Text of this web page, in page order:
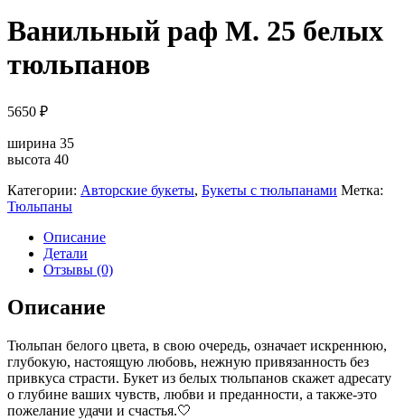
Ванильный раф M. 25 белых
тюльпанов
5650 ₽
ширина 35
высота 40
Категории: Авторские букеты, Букеты с тюльпанами Метка:
Тюльпаны
Описание
Детали
Отзывы (0)
Описание
Тюльпан белого цвета, в свою очередь, означает искреннюю,
глубокую, настоящую любовь, нежную привязанность без
привкуса страсти. Букет из белых тюльпанов скажет адресату
о глубине ваших чувств, любви и преданности, а также-это
пожелание удачи и счастья.🤍